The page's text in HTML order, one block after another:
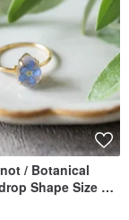
/ Botanical
Shape Size 10